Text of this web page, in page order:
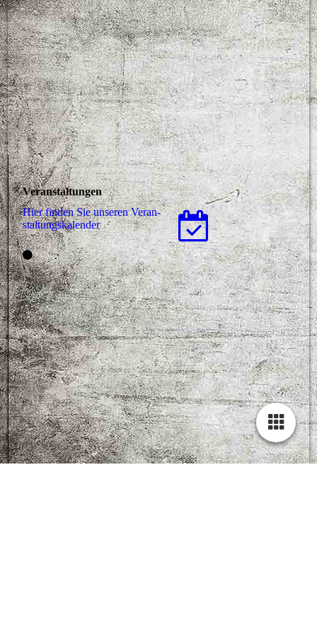
Veranstaltungen
Hier finden Sie unseren Ver­an­
stal­tungs­ka­len­der